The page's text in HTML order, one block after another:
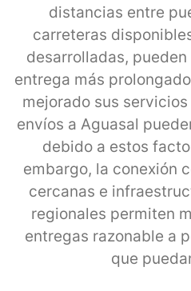
distancias entre
carreteras
desarrolladas,
entrega más
mejorado sus
envíos a Aguasal
debido a estos
embargo, la conexión
cercanas e
regionales permiten
entregas razonable a
que